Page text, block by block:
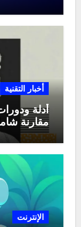
أخبار التقنية
أدلة
مقارنة شاملة
الإنترنت